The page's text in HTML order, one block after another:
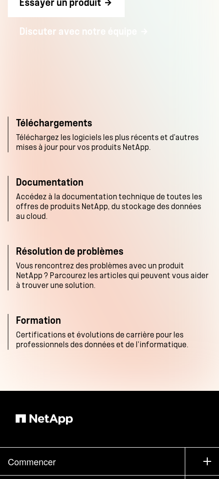
Essayer un produit
Discuter avec notre équipe
Téléchargements
Téléchargez les logiciels les plus récents et d'autres
mises à jour pour vos produits NetApp.
Documentation
Accédez à la documentation technique de toutes les
offres de produits NetApp, du stockage des données
au cloud.
Résolution de problèmes
Vous rencontrez des problèmes avec un produit
NetApp ? Parcourez les articles qui peuvent vous aider
à trouver une solution.
Formation
Certifications et évolutions de carrière pour les
professionnels des données et de l'informatique.
Commencer